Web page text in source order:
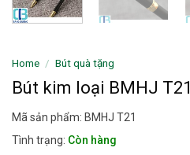
Home / Bút quà tặng
Bút kim loại BMHJ T21
Mã sản phẩm: BMHJ T21
Tình trạng: Còn hàng